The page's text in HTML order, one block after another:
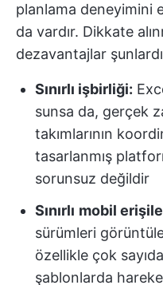
planlama deneyimini
da vardır. Dikkate
dezavantajlar
Sınırlı işbirliği:
sunsa da, gerçek
takımlarının
tasarlanmış
sorunsuz değildir
Sınırlı mobil
sürümleri
özellikle çok
şablonlarda